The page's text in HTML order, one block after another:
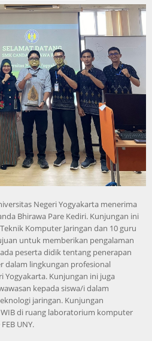
Negeri Yogyakarta menerima
Bhirawa Pare Kediri. Kunjungan ini
Komputer Jaringan dan 10 guru
untuk memberikan pengalaman
peserta didik tentang penerapan
lingkungan profesional
Yogyakarta. Kunjungan ini juga
kepada siswa/i dalam
jaringan. Kunjungan
di ruang laboratorium komputer
UNY.